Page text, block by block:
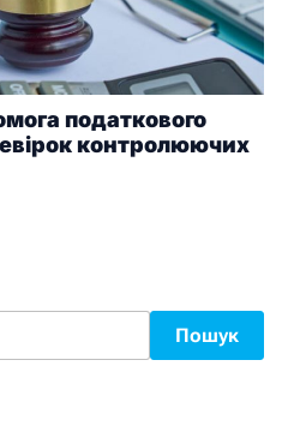
податкового
контролюючих
Пошук